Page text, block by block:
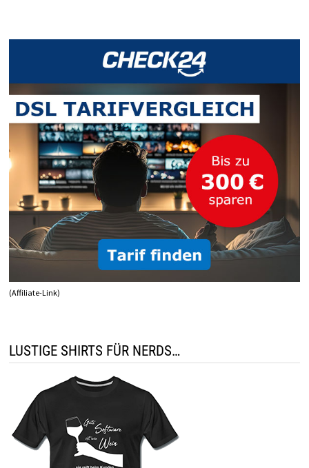
(Affiliate-Link)
LUSTIGE SHIRTS FÜR NERDS…